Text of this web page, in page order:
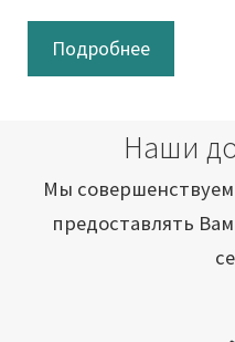
Подробнее
Наши
Мы
предоставлять